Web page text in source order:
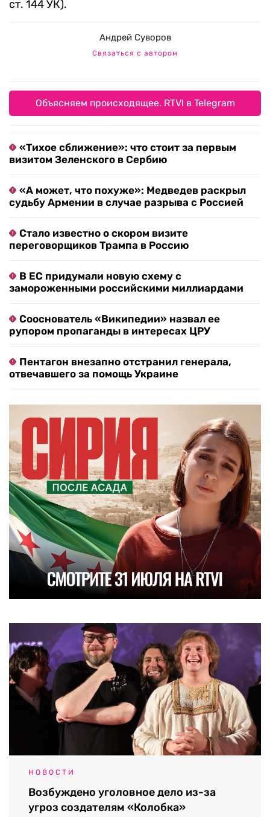
ст. 144 УК).
Андрей Суворов
Связаться с автором
Объясняем происходящее. RTVI в Telegram
«Тихое сближение»: что стоит за первым
визитом Зеленского в Сербию
«А может, что похуже»: Медведев раскрыл
судьбу Армении в случае разрыва с Россией
Стало известно о скором визите
переговорщиков Трампа в Россию
В ЕС придумали новую схему с
замороженными российскими миллиардами
Сооснователь «Википедии» назвал ее
рупором пропаганды в интересах ЦРУ
Пентагон внезапно отстранил генерала,
отвечавшего за помощь Украине
НОВОСТИ
Возбуждено уголовное дело из-за
угроз создателям «Колобка»